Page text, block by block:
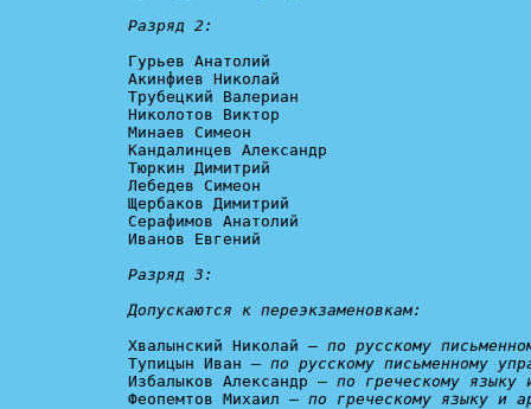
Разряд 2:
Гурьев Анатолий
Акинфиев Николай
Трубецкий Валериан
Николотов Виктор
Минаев Симеон
Кандалинцев Александр
Тюркин Димитрий
Лебедев Симеон
Щербаков Димитрий
Серафимов Анатолий
Иванов Евгений
Разряд 3:
Допускаются к переэкзаменовкам:
Хвалынский Николай – по русскому
Тупицын Иван – по русскому письменному
Избалыков Александр – по греческому языку
Феопемтов Михаил – по греческому языку и